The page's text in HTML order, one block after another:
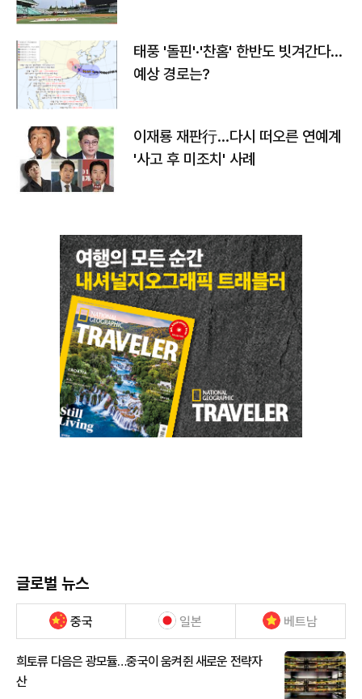
태풍 '돌핀'·'찬홈' 한반도 빗겨간다…
예상 경로는?
이재룡 재판行…다시 떠오른 연예계
'사고 후 미조치' 사례
글로벌 뉴스
중국 일본 베트남
희토류 다음은 광모듈…중국이 움켜쥔 새로운 전략자
산